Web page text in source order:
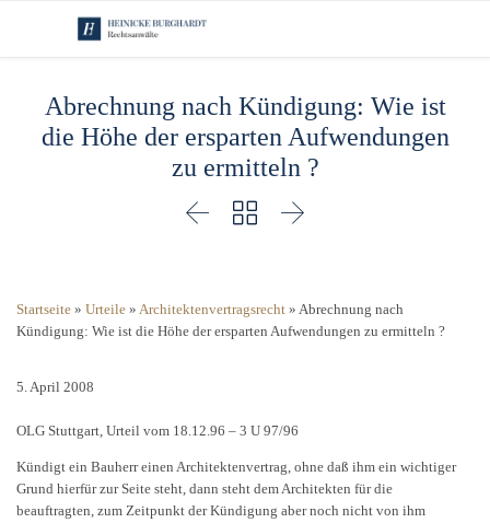
Abrechnung nach Kündigung: Wie ist
die Höhe der ersparten Aufwendungen
zu ermitteln ?
  
Startseite » Urteile » Architektenvertragsrecht » Abrechnung nach
Kündigung: Wie ist die Höhe der ersparten Aufwendungen zu ermitteln ?
5. April 2008
OLG Stuttgart, Urteil vom 18.12.96 – 3 U 97/96
Kündigt ein Bauherr einen Architektenvertrag, ohne daß ihm ein wichtiger
Grund hierfür zur Seite steht, dann steht dem Architekten für die
beauftragten, zum Zeitpunkt der Kündigung aber noch nicht von ihm